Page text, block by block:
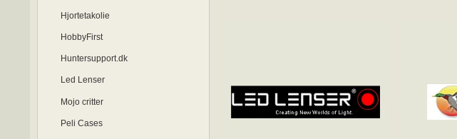
Hjortetakolie
HobbyFirst
Huntersupport.dk
Led Lenser
Mojo critter
Peli Cases